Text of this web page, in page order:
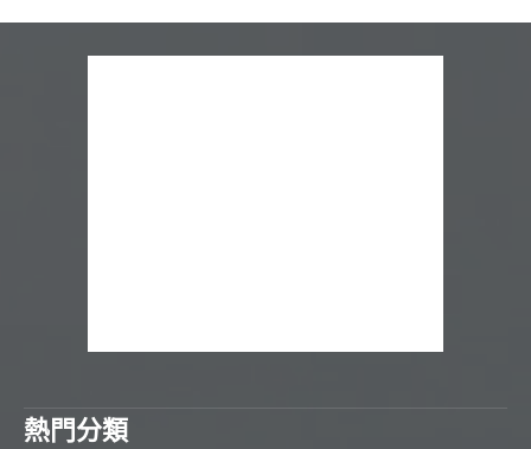
熱門分類